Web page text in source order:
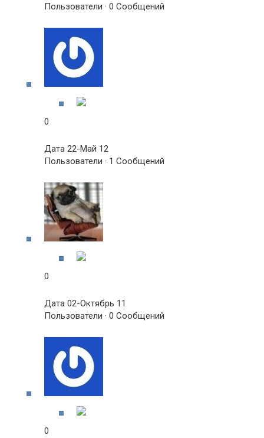
Пользователи · 0 Сообщений
0
Дата 22-Май 12
Пользователи · 1 Сообщений
0
Дата 02-Октябрь 11
Пользователи · 0 Сообщений
0